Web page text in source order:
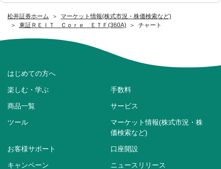
松井証券ホーム
マーケット情報(株式市況・株価検索など)
東証ＲＥＩＴ Ｃｏｒｅ ＥＴＦ(360A)
チャート
はじめての方へ
楽しむ・学ぶ 手数料
商品一覧 サービス
ツール
マーケット情報(株式市況・株
価検索など)
お客様サポート 口座開設
キャンペーン ニュースリリース